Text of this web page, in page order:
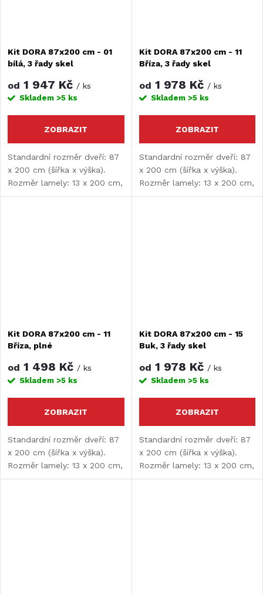
Kit DORA 87x200 cm - 01
bílá, 3 řady skel
od 1 947 Kč / ks
Skladem >5 ks
ZOBRAZIT
Standardní rozměr dveří: 87
x 200 cm (šířka x výška).
Rozměr lamely: 13 x 200 cm,
tloušťka lamely: 9 mm.
Kit DORA 87x200 cm - 11
Bříza, 3 řady skel
od 1 978 Kč / ks
Skladem >5 ks
ZOBRAZIT
Standardní rozměr dveří: 87
x 200 cm (šířka x výška).
Rozměr lamely: 13 x 200 cm,
tloušťka lamely: 9 mm.
Kit DORA 87x200 cm - 11
Bříza, plné
od 1 498 Kč / ks
Skladem >5 ks
ZOBRAZIT
Standardní rozměr dveří: 87
x 200 cm (šířka x výška).
Rozměr lamely: 13 x 200 cm,
tloušťka lamely: 9 mm.
Kit DORA 87x200 cm - 15
Buk, 3 řady skel
od 1 978 Kč / ks
Skladem >5 ks
ZOBRAZIT
Standardní rozměr dveří: 87
x 200 cm (šířka x výška).
Rozměr lamely: 13 x 200 cm,
tloušťka lamely: 9 mm.